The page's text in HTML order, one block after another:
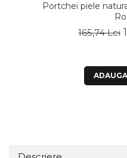
Portchei piele
165,74 Lei